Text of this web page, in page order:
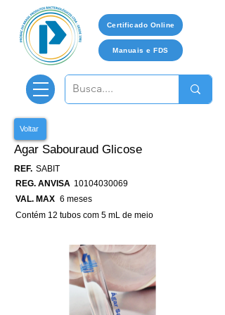
Certificado Online
Manuais e FDS
Voltar
Agar Sabouraud Glicose
REF. SABIT
REG. ANVISA 10104030069
VAL. MAX 6 meses
Contém 12 tubos com 5 mL de meio